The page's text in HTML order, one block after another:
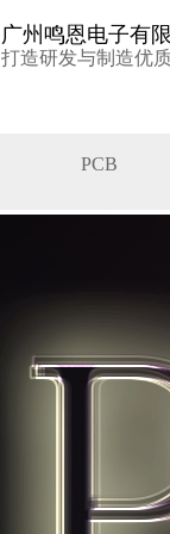
广州鸣恩电子有
打造研发与制造优
PCB